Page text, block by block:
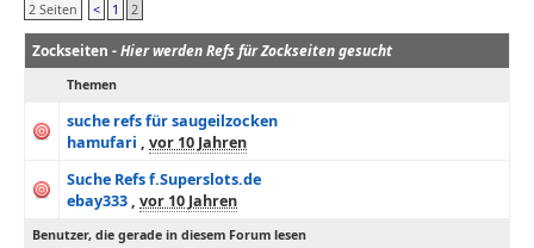
2 Seiten < 1 2
Zockseiten -Hier werden Refs für Zockseiten gesucht
Themen
suche refs für saugeilzocken
hamufari , vor 10 Jahren
Suche Refs f.Superslots.de
ebay333 , vor 10 Jahren
Benutzer, die gerade in diesem Forum lesen